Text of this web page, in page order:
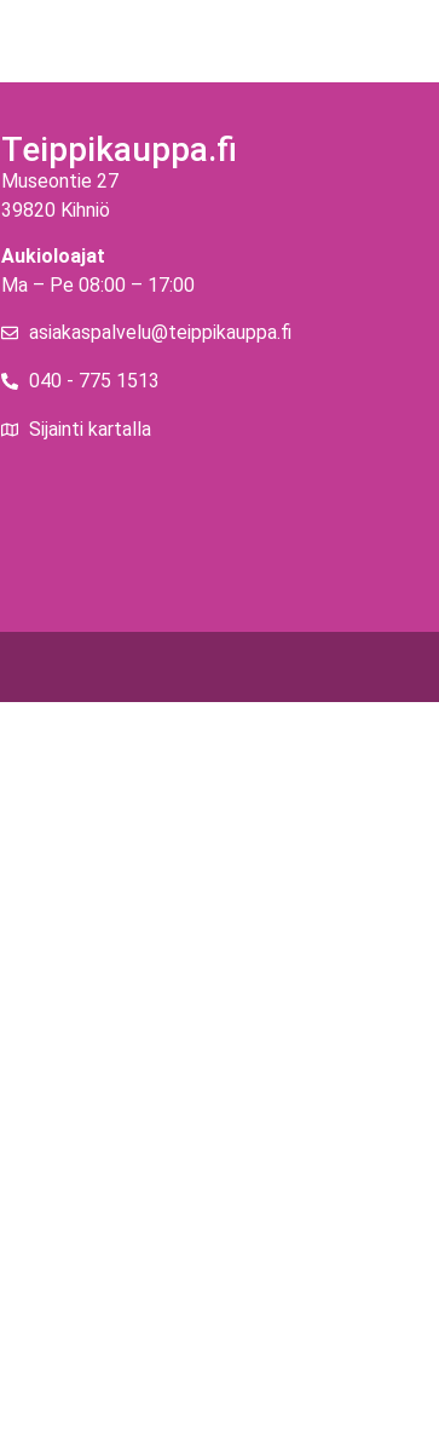
Teippikauppa.fi
Museontie 27
39820 Kihniö
Aukioloajat
Ma – Pe 08:00 – 17:00
asiakaspalvelu@teippikauppa.fi
040 - 775 1513
Sijainti kartalla